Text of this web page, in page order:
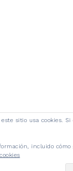
sitio usa cookies.
incluido cómo